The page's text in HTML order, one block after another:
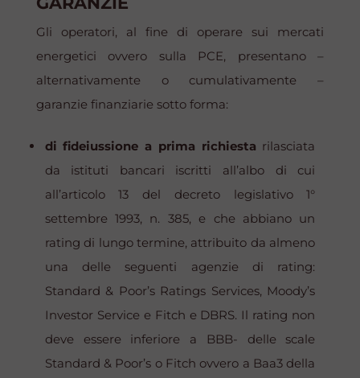
Gli operatori, al fine di operare sui mercati
energetici ovvero sulla PCE, presentano –
alternativamente o cumulativamente –
garanzie finanziarie sotto forma:
di fideiussione a prima richiesta rilasciata
da istituti bancari iscritti all’albo di cui
all’articolo 13 del decreto legislativo 1°
settembre 1993, n. 385, e che abbiano un
rating di lungo termine, attribuito da almeno
una delle seguenti agenzie di rating:
Standard & Poor’s Ratings Services, Moody’s
Investor Service e Fitch e DBRS. Il rating non
deve essere inferiore a BBB- delle scale
Standard & Poor’s o Fitch ovvero a Baa3 della